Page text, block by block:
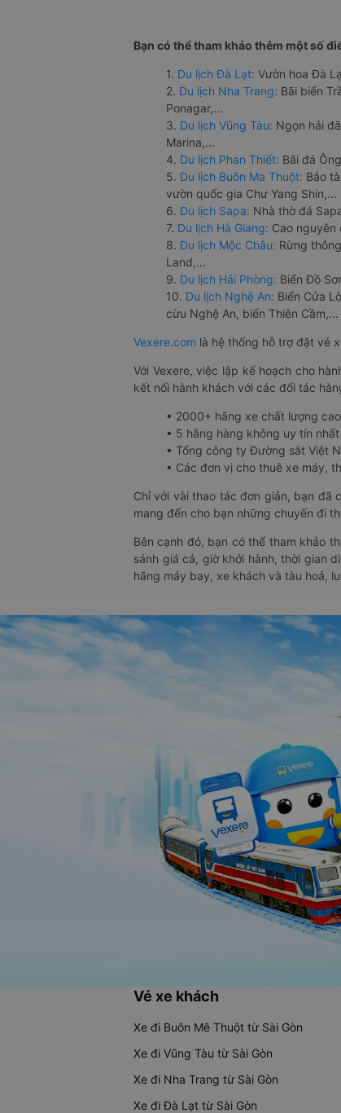
Bạn có thể tham khảo thêm một số
1. Du lịch Đà Lạt: Vườn hoa Đà
2. Du lịch Nha Trang: Bãi biển
Ponagar,...
3. Du lịch Vũng Tàu: Ngọn hải
Marina,...
4. Du lịch Phan Thiết: Bãi đá
5. Du lịch Buôn Ma Thuột: Bảo
vườn quốc gia Chư Yang Shin,...
6. Du lịch Sapa: Nhà thờ đá
7. Du lịch Hà Giang: Cao nguyên
8. Du lịch Mộc Châu: Rừng
Land,...
9. Du lịch Hải Phòng: Biển Đồ
10. Du lịch Nghệ An: Biển Cửa
cừu Nghệ An, biển Thiên Cầm,...
Vexere.com là hệ thống hỗ trợ đặt vé
Với Vexere, việc lập kế hoạch cho
kết nối hành khách với các đối tác
• 2000+ hãng xe chất lượng
• 5 hãng hàng không uy tín
• Tổng công ty Đường sắt Việt
• Các đơn vị cho thuê xe máy,
Chỉ với vài thao tác đơn giản, bạn đã
mang đến cho bạn những chuyến đi
Bên cạnh đó, bạn có thể tham khảo
sánh giá cả, giờ khởi hành, thời gian
hãng máy bay, xe khách và tàu hoả,
Vé xe khách
Xe đi Buôn Mê Thuột từ Sài Gòn
Xe đi Vũng Tàu từ Sài Gòn
Xe đi Nha Trang từ Sài Gòn
Xe đi Đà Lạt từ Sài Gòn